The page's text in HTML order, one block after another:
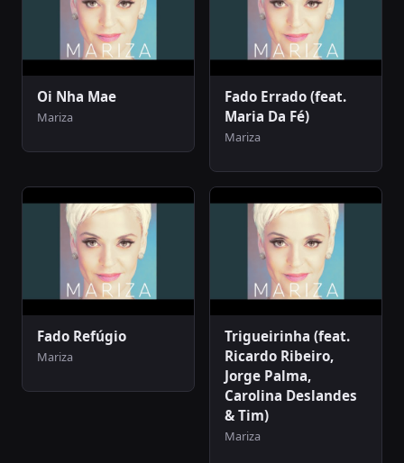
Oi Nha Mae
Mariza
Fado Errado (feat.
Maria Da Fé)
Mariza
Fado Refúgio
Mariza
Trigueirinha (feat.
Ricardo Ribeiro,
Jorge Palma,
Carolina Deslandes
& Tim)
Mariza